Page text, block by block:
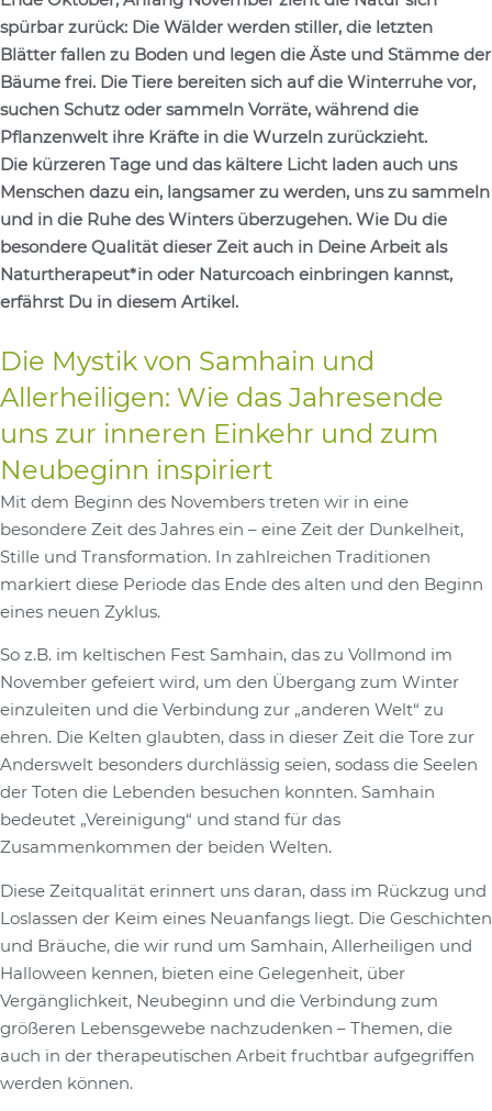
spürbar zurück: Die Wälder werden stiller, die letzten
Blätter fallen zu Boden und legen die Äste und Stämme der
Bäume frei. Die Tiere bereiten sich auf die Winterruhe vor,
suchen Schutz oder sammeln Vorräte, während die
Pflanzenwelt ihre Kräfte in die Wurzeln zurückzieht.
Die kürzeren Tage und das kältere Licht laden auch uns
Menschen dazu ein, langsamer zu werden, uns zu sammeln
und in die Ruhe des Winters überzugehen. Wie Du die
besondere Qualität dieser Zeit auch in Deine Arbeit als
Naturtherapeut*in oder Naturcoach einbringen kannst,
erfährst Du in diesem Artikel.
Die Mystik von Samhain und
Allerheiligen: Wie das Jahresende
uns zur inneren Einkehr und zum
Neubeginn inspiriert
Mit dem Beginn des Novembers treten wir in eine
besondere Zeit des Jahres ein – eine Zeit der Dunkelheit,
Stille und Transformation. In zahlreichen Traditionen
markiert diese Periode das Ende des alten und den Beginn
eines neuen Zyklus.
So z.B. im keltischen Fest Samhain, das zu Vollmond im
November gefeiert wird, um den Übergang zum Winter
einzuleiten und die Verbindung zur „anderen Welt“ zu
ehren. Die Kelten glaubten, dass in dieser Zeit die Tore zur
Anderswelt besonders durchlässig seien, sodass die Seelen
der Toten die Lebenden besuchen konnten. Samhain
bedeutet „Vereinigung“ und stand für das
Zusammenkommen der beiden Welten.
Diese Zeitqualität erinnert uns daran, dass im Rückzug und
Loslassen der Keim eines Neuanfangs liegt. Die Geschichten
und Bräuche, die wir rund um Samhain, Allerheiligen und
Halloween kennen, bieten eine Gelegenheit, über
Vergänglichkeit, Neubeginn und die Verbindung zum
größeren Lebensgewebe nachzudenken – Themen, die
auch in der therapeutischen Arbeit fruchtbar aufgegriffen
werden können.